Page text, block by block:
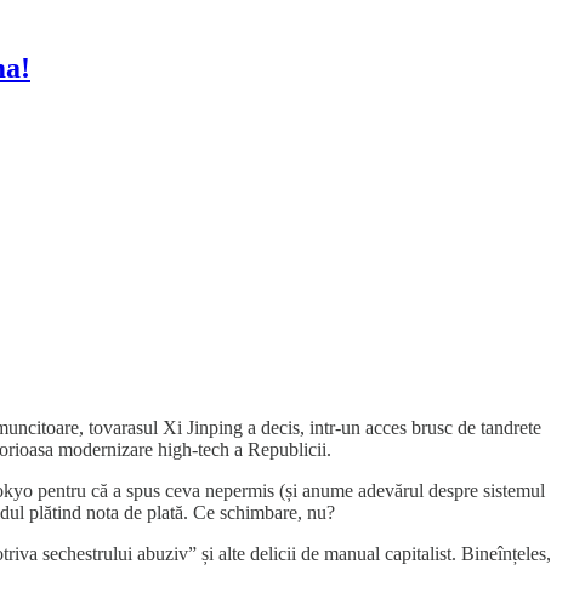
tovarasul Xi Jinping a decis, intr-un acces brusc de tandrete
modernizare high-tech a Republicii.
pentru că a spus ceva nepermis (și anume adevărul despre sistemul
plătind nota de plată. Ce schimbare, nu?
sechestrului abuziv” și alte delicii de manual capitalist. Bineînțeles,